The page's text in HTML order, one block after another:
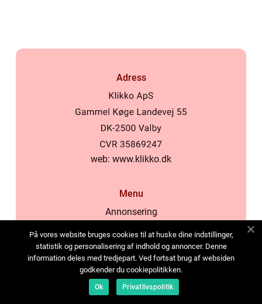
Adress
web: www.klikko.dk
Menu
Annonsering
Cookies
Kontakta oss
Sitemap
På vores website bruges cookies til at huske dine indstillinger,
statistik og personalisering af indhold og annoncer. Denne
information deles med tredjepart. Ved fortsat brug af websiden
godkender du cookiepolitikken.
Ok Privatlivspolitik